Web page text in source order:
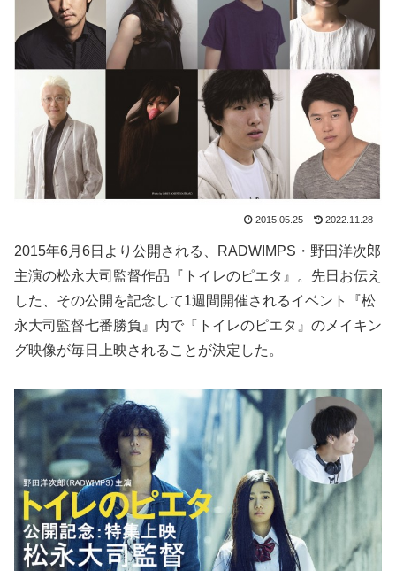
2015.05.25 2022.11.28
2015年6月6日より公開される、RADWIMPS・野田洋次郎
主演の松永大司監督作品『トイレのピエタ』。先日お伝え
した、その公開を記念して1週間開催されるイベント『松
永大司監督七番勝負』内で『トイレのピエタ』のメイキン
グ映像が毎日上映されることが決定した。